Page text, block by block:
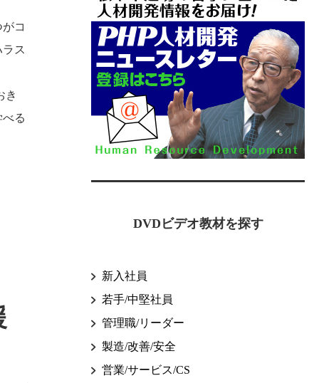
コ
ス
き
る
DVDビデオ教材を探す
新入社員
若手/中堅社員
管理職/リーダー
製造/改善/安全
営業/サービス/CS